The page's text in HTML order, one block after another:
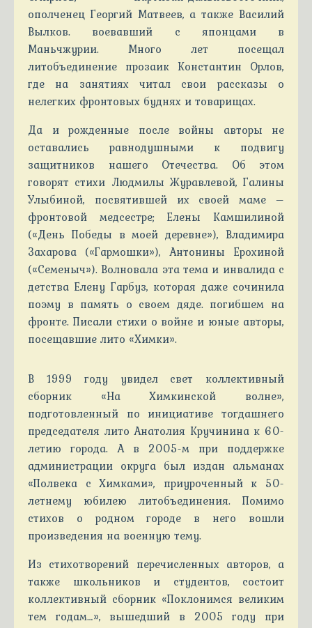
ополченец Георгий Матвеев, а также Василий
Вылков. воевавший с японцами в
Маньчжурии. Много лет посещал
литобъединение прозаик Константин Орлов,
где на занятиях читал свои рассказы о
нелегких фронтовых буднях и товарищах.
Да и рожденные после войны авторы не
оставались равнодушными к подвигу
защитников нашего Отечества. Об этом
говорят стихи Людмилы Журавлевой, Галины
Улыбиной, посвятившей их своей маме –
фронтовой медсестре; Елены Камшилиной
(«День Победы в моей деревне»), Владимира
Захарова («Гармошки»), Антонины Ерохиной
(«Семеныч»). Волновала эта тема и инвалида с
детства Елену Гарбуз, которая даже сочинила
поэму в память о своем дяде. погибшем на
фронте. Писали стихи о войне и юные авторы,
посещавшие лито «Химки».
В 1999 году увидел свет коллективный
сборник «На Химкинской волне»,
подготовленный по инициативе тогдашнего
председателя лито Анатолия Кручинина к 60-
летию города. А в 2005-м при поддержке
администрации округа был издан альманах
«Полвека с Химками», приуроченный к 50-
летнему юбилею литобъединения. Помимо
стихов о родном городе в него вошли
произведения на военную тему.
Из стихотворений перечисленных авторов, а
также школьников и студентов, состоит
коллективный сборник «Поклонимся великим
тем годам…», вышедший в 2005 году при